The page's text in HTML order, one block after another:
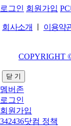
로그인 회원가입
회사소개 이용약
COPYRIGHT
닫 기
멤버존
로그인
회원가입
342436닷컴 정책